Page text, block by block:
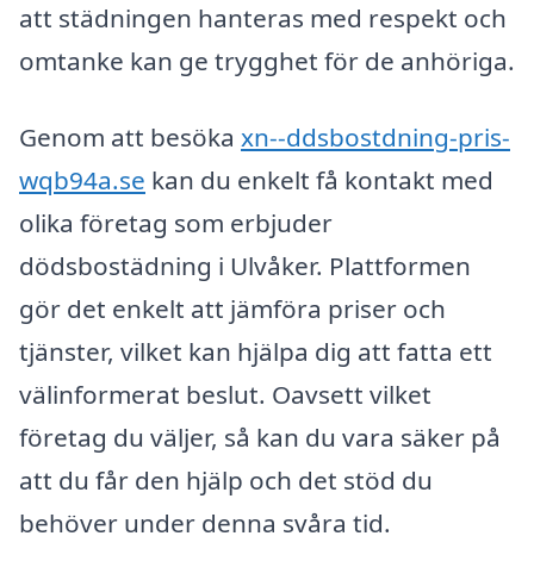
att städningen hanteras med respekt och
omtanke kan ge trygghet för de anhöriga.
Genom att besöka xn--ddsbostdning-pris-
wqb94a.se kan du enkelt få kontakt med
olika företag som erbjuder
dödsbostädning i Ulvåker. Plattformen
gör det enkelt att jämföra priser och
tjänster, vilket kan hjälpa dig att fatta ett
välinformerat beslut. Oavsett vilket
företag du väljer, så kan du vara säker på
att du får den hjälp och det stöd du
behöver under denna svåra tid.